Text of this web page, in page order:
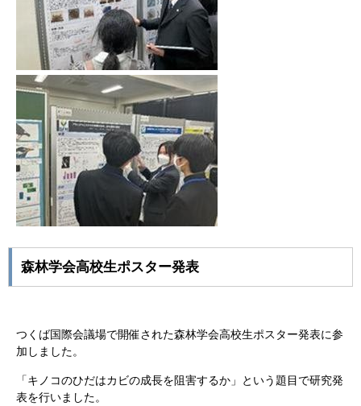
森林学会高校生ポスター発表
つくば国際会議場で開催された森林学会高校生ポスター発表に参
加しました。
「キノコのひだはカビの成長を阻害するか」という題目で研究発
表を行いました。